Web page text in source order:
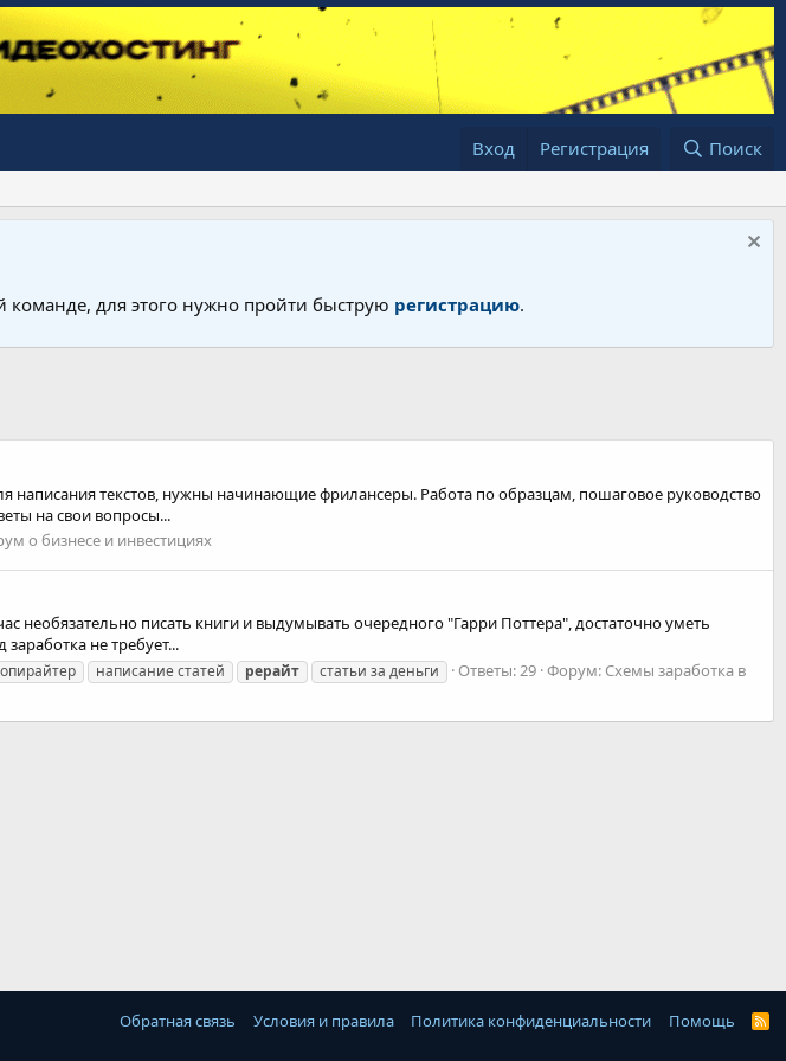
Вход Регистрация Поиск
для этого нужно пройти быструю регистрацию.
написания текстов, нужны начинающие фрилансеры. Работа по образцам, пошаговое руководство
на свои вопросы...
о бизнесе и инвестициях
необязательно писать книги и выдумывать очередного "Гарри Поттера", достаточно уметь
не требует...
написание статей рерайт статьи за деньги Ответы: 29 Форум: Схемы заработка в
Обратная связь Условия и правила Политика конфиденциальности Помощь
R